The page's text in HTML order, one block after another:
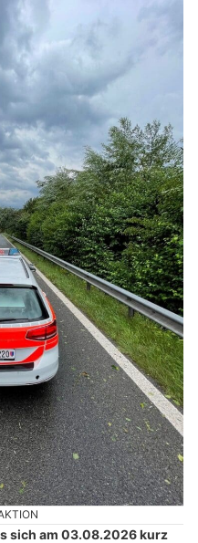
sich am 03.08.2026 kurz